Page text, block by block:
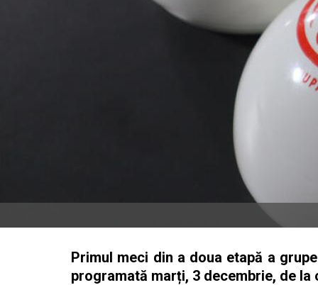
Primul meci din a doua etapă a
programată marți, 3 decembrie, de la